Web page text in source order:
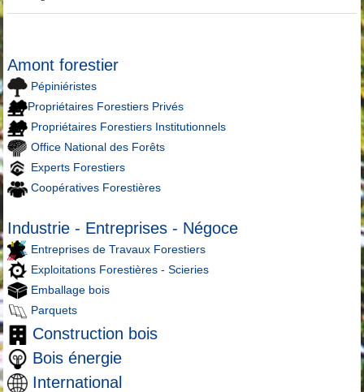
Amont forestier
Pépiniéristes
Propriétaires Forestiers Privés
Propriétaires Forestiers Institutionnels
Office National des Forêts
Experts Forestiers
Coopératives Forestières
Industrie - Entreprises - Négoce
Entreprises de Travaux Forestiers
Exploitations Forestières - Scieries
Emballage bois
Parquets
Construction bois
Bois énergie
International